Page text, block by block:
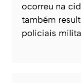
ocorreu na
também
policiais